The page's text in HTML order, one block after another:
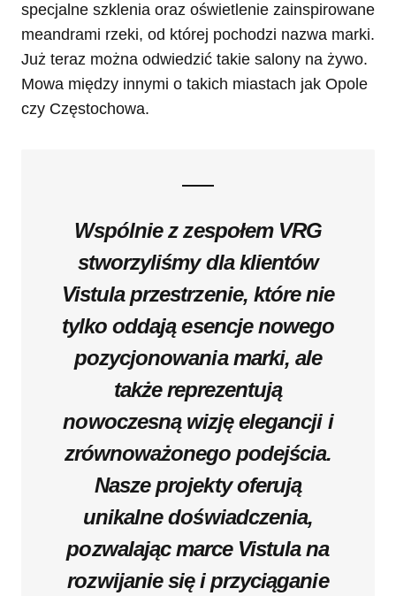
specjalne szklenia oraz oświetlenie zainspirowane
meandrami rzeki, od której pochodzi nazwa marki.
Już teraz można odwiedzić takie salony na żywo.
Mowa między innymi o takich miastach jak Opole
czy Częstochowa.
Wspólnie z zespołem VRG
stworzyliśmy dla klientów
Vistula przestrzenie, które nie
tylko oddają esencje nowego
pozycjonowania marki, ale
także reprezentują
nowoczesną wizję elegancji i
zrównoważonego podejścia.
Nasze projekty oferują
unikalne doświadczenia,
pozwalając marce Vistula na
rozwijanie się i przyciąganie